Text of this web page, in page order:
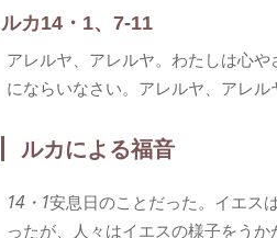
ルカ14・1、7-11
アレルヤ、アレルヤ。わたしは心
にならいなさい。アレルヤ、アレル
ルカによる福音
14・1安息日のことだった。イエス
ったが、人々はイエスの様子をうか